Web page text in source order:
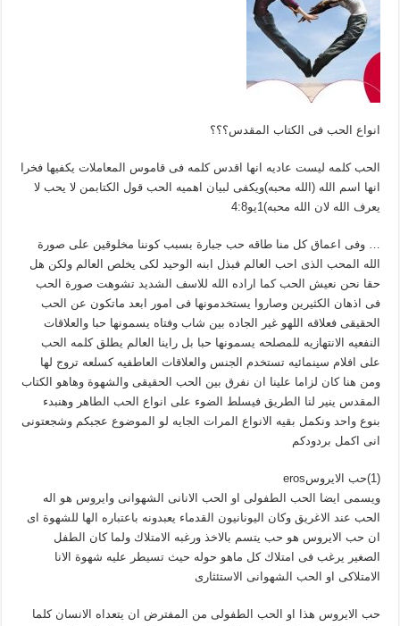
انواع الحب فى الكتاب المقدس؟؟؟
الحب كلمه ليست عاديه انها اقدس كلمه فى قاموس المعاملات يكفيها فخرا
انها اسم الله (الله محبه)ويكفى لبيان اهميه الحب قول الكتابمن لا يحب لا
يعرف الله لان الله محبه)1يو4:8
… وفى اعماق كل منا طاقه حب جبارة بسبب كوننا مخلوقين على صورة
الله المحب الذى احب العالم فبذل ابنه الوحيد لكى يخلص العالم ولكن هل
حقا نحن نعيش الحب كما اراده الله للاسف الشديد تشوهت صورة الحب
فى اذهان الكثيرين وصاروا يستخدمونها فى امور ابعد ماتكون عن الحب
الحقيقى فعلاقه اللهو غير الجاده بين شاب وفتاه يسمونها حبا والعلاقات
النفعيه الانتهازيه للمصلحه يسمونها حبا بل راينا العالم يطلق كلمه الحب
على افلام سينمائيه تستخدم الجنس والعلاقات العاطفيه كسلعه تروج لها
ومن هنا كان لزاما علينا ان نفرق بين الحب الحقيقى والشهوة وهاهو الكتاب
المقدس ينير لنا الطريق فيسلط الضوء على انواع الحب الطاهر وهنبدء
بنوع واحد ونكمل بقيه الانواع المرات الجايه لو الموضوع عجبكم وشجعتونى
انى اكمل بردودكم
(1)حب الايروسeros
ويسمى ايضا الحب الطفولى او الحب الانانى الشهوانى وايروس هو اله
الحب عند الاغريق وكان اليونانيون القدماء يعبدونه باعتباره الها للشهوة اى
ان حب الايروس هو حب يتسم بالاخذ ورغبه الامتلاك ولما كان الطفل
الصغير يرغب فى امتلاك كل ماهو حوله حيث تسيطر عليه شهوة الانا
الامتلاكى او الحب الشهوانى الاستئثارى
حب الايروس هذا او الحب الطفولى من المفترض ان يتعداه الانسان كلما